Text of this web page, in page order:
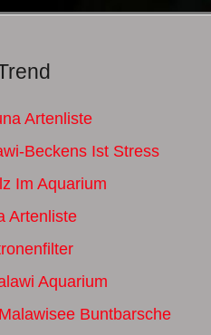
Artenliste
Beckens Ist Stress
Im Aquarium
Artenliste
Aquarium
Buntbarsche